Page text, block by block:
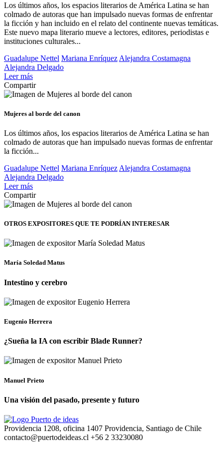
Los últimos años, los espacios literarios de América Latina se han
colmado de autoras que han impulsado nuevas formas de enfrentar
la ficción y han incluido en el relato del continente nuevas temáticas.
Este nuevo mapa literario mueve a lectores, editores, periodistas e
instituciones culturales...
Guadalupe Nettel Mariana Enríquez Alejandra Costamagna
Alejandra Delgado
Leer más
Compartir
Mujeres al borde del canon
Los últimos años, los espacios literarios de América Latina se han
colmado de autoras que han impulsado nuevas formas de enfrentar
la ficción...
Guadalupe Nettel Mariana Enríquez Alejandra Costamagna
Alejandra Delgado
Leer más
Compartir
OTROS EXPOSITORES QUE TE PODRÍAN INTERESAR
María Soledad Matus
Intestino y cerebro
Eugenio Herrera
¿Sueña la IA con escribir Blade Runner?
Manuel Prieto
Una visión del pasado, presente y futuro
Providencia 1208, oficina 1407 Providencia, Santiago de Chile
contacto@puertodeideas.cl +56 2 33230080